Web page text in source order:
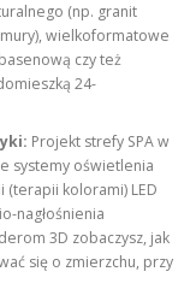
(np. granit
wielkoformatowe
czy też
24-
Projekt strefy SPA w
systemy oświetlenia
kolorami) LED
nagłośnienia
3D zobaczysz, jak
się o zmierzchu, przy